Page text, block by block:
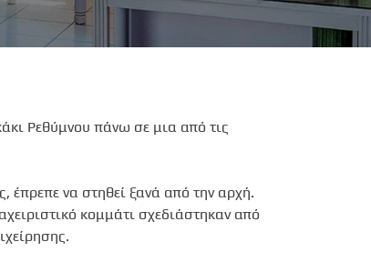
Ρεθύμνου πάνω σε μια από τις
έπρεπε να στηθεί ξανά από την αρχή.
κομμάτι σχεδιάστηκαν από